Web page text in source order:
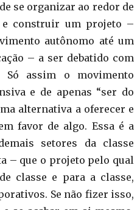
se organizar ao redor de
e construir um projeto –
autônomo até um
– a ser debatido com
Só assim o movimento
e de apenas “ser do
alternativa a oferecer e
favor de algo. Essa é a
setores da classe
– que o projeto pelo qual
classe e para a classe,
Se não fizer isso,